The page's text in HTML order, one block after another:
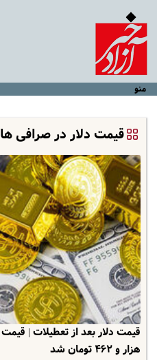
منو
قیمت دلار در صرافی ها
هزار و ۴۶۲ تومان شد